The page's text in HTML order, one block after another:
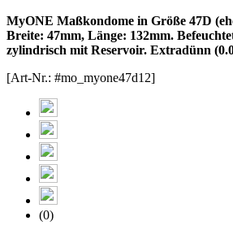
MyONE Maßkondome in Größe 47D
Breite: 47mm, Länge: 132mm.
zylindrisch mit Reservoir. Extradünn
[Art-Nr.: #mo_myone47d12]
(0)